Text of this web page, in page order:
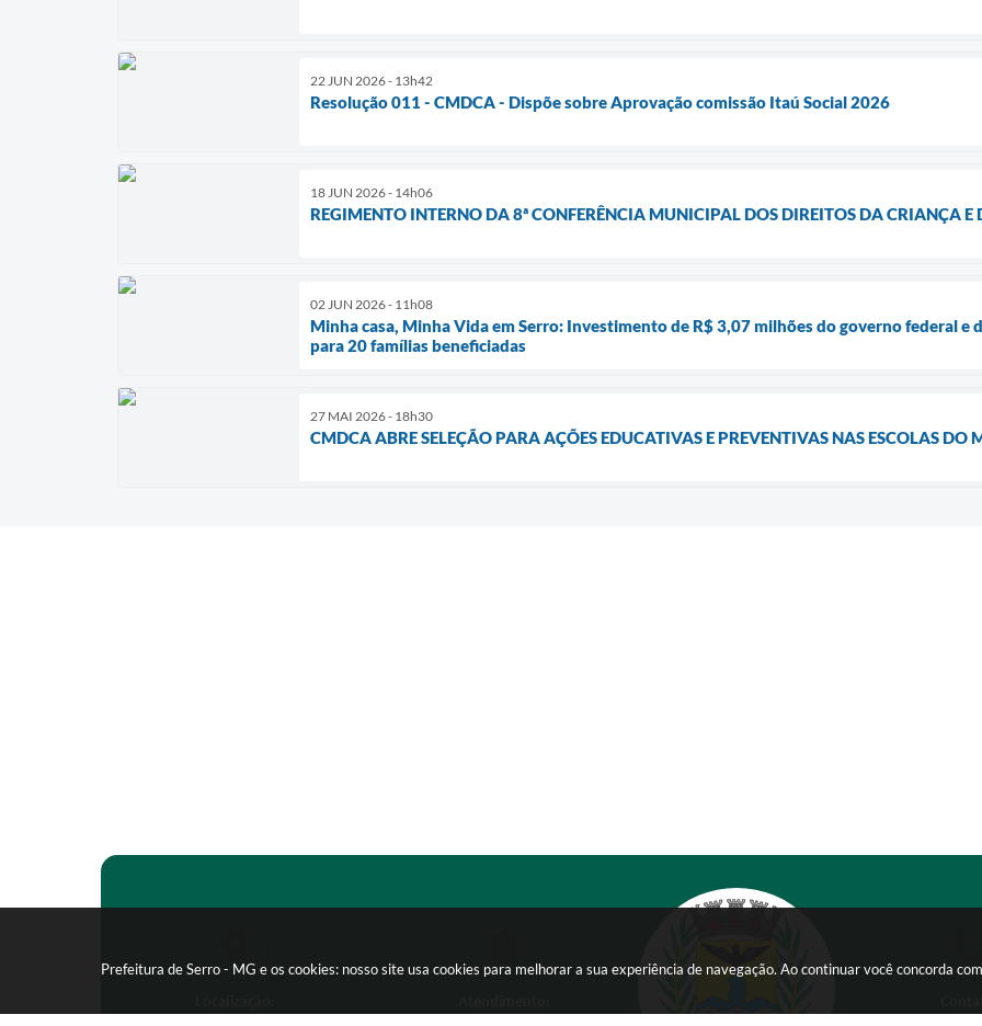
Prefeitura de Serro - MG e os cookies: nosso site usa cookies para melhorar a sua experiência de navegação. Ao continuar você concorda
22 JUN 2026 - 13h42
Resolução 011 - CMDCA - Dispõe sobre Aprovação comissão Itaú Social 2026
18 JUN 2026 - 14h06
REGIMENTO INTERNO DA 8ª CONFERÊNCIA MUNICIPAL DOS DIREITOS DA CRIANÇA E
02 JUN 2026 - 11h08
Minha casa, Minha Vida em Serro: Investimento de R$ 3,07 milhões do governo federal
para 20 famílias beneficiadas
27 MAI 2026 - 18h30
CMDCA ABRE SELEÇÃO PARA AÇÕES EDUCATIVAS E PREVENTIVAS NAS ESCOLAS DO